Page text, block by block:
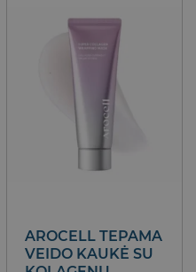
AROCELL TEPAMA
VEIDO KAUKĖ SU